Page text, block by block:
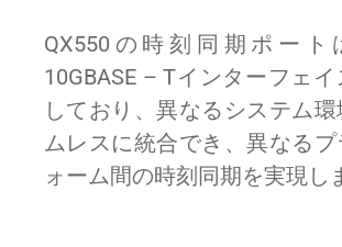
QX550の時刻同期ポート
10GBASE – Tインターフェ
しており、異なるシステム
ムレスに統合でき、異なるプ
ォーム間の時刻同期を実現し